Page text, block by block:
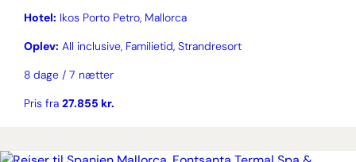
Hotel: Ikos Porto Petro, Mallorca
Oplev: All inclusive, Familietid, Strandresort
8 dage / 7 nætter
Pris fra 27.855 kr.